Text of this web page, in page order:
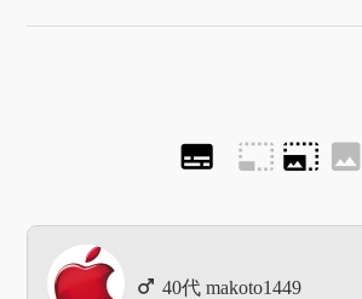
subtitles photo_size_select_small photo_size_select_large image
makoto1449